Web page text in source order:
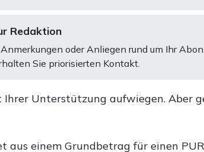
Redaktion
oder Anliegen rund um Ihr
Sie priorisierten Kontakt.
Unterstützung aufwiegen. Aber
aus einem Grundbetrag für einen